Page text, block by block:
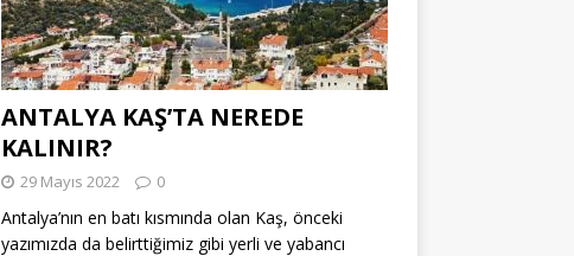
ANTALYA KAŞ’TA NEREDE
KALINIR?
29 Mayıs 2022 0
Antalya’nın en batı kısmında olan Kaş, önceki
yazımızda da belirttiğimiz gibi yerli ve yabancı